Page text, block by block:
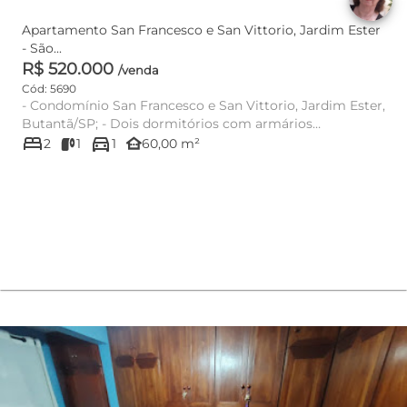
Apartamento San Francesco e San Vittorio, Jardim Ester
- São...
R$ 520.000 /venda
Cód: 5690
- Condomínio San Francesco e San Vittorio, Jardim Ester,
Butantã/SP; - Dois dormitórios com armários
planejados; - Sa...
bed2 1 directions_car1 other_houses60,00 m²